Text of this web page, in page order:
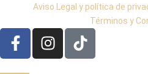
Aviso Legal y política de
Términos y